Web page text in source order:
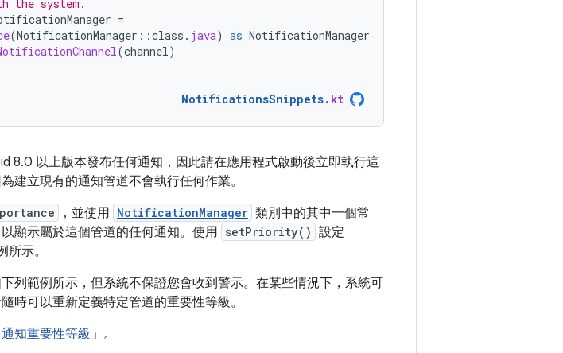
the system.
=
(NotificationManager ::class . java) as NotificationManager
(channel)
NotificationsSnippets. kt
8.0 以上版本發布任何通知，因此請在應用程式啟動後立即執行這
建立現有的通知管道不會執行任何作業。
，並使用 NotificationManager 類別中的其中一個常
顯示屬於這個管道的任何通知。使用 setPriority() 設定
示。
列範例所示，但系統不保證您會收到警示。在某些情況下，系統可
時可以重新定義特定管道的重要性等級。
通知重要性等級 」。